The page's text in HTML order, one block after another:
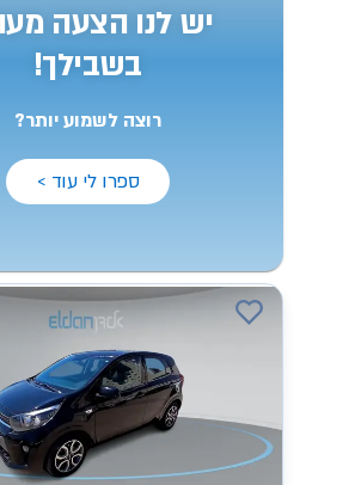
יש לנו הצעה
בשבילך!
רוצה לשמוע יותר?
ספרו לי עוד >